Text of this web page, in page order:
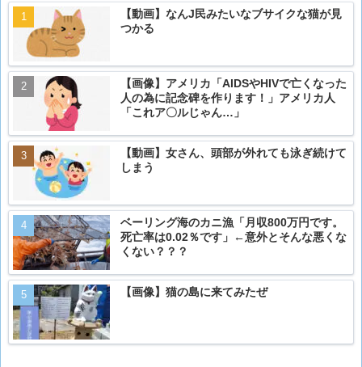
【動画】なんJ民みたいなブサイクな猫が見
つかる
【画像】アメリカ「AIDSやHIVで亡くなった
人の為に記念碑を作ります！」アメリカ人
「これア〇ルじゃん…」
【動画】女さん、頭部が外れても泳ぎ続けて
しまう
ベーリング海のカニ漁「月収800万円です。
死亡率は0.02％です」←意外とそんな悪くな
くない？？？
【画像】猫の島に来てみたぜ